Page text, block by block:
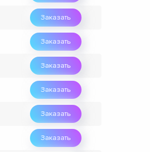
Заказать
Заказать
Заказать
Заказать
Заказать
Заказать